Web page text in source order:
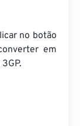
no botão
em